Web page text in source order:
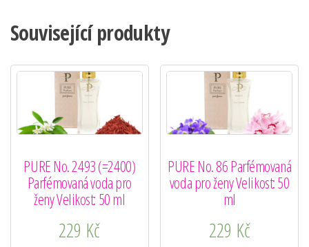
Související produkty
PURE No. 2493 (=2400)
Parfémovaná voda pro
ženy Velikost: 50 ml
229 Kč
PURE No. 86 Parfémovaná
voda pro ženy Velikost: 50
ml
229 Kč